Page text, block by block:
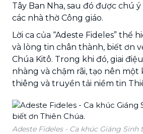
Tây Ban Nha, sau đó được chú
các nhà thờ Công giáo.
Lời ca của “Adeste Fideles” thể
và lòng tin chân thành, biết ơn
Chúa Kitô. Trong khi đó, giai
nhàng và chậm rãi, tạo nên
thiêng và truyền tải niềm tin
Adeste Fideles - Ca khúc Giáng Sinh